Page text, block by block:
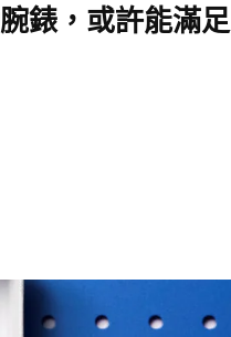
錶，或許能滿足